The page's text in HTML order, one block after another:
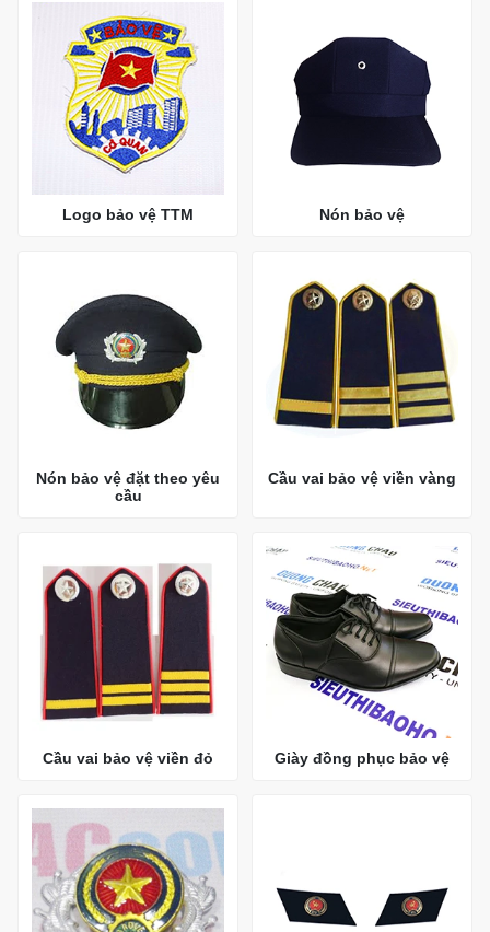
Logo bảo vệ TTM Nón bảo vệ
Nón bảo vệ đặt theo yêu
cầu
Cầu vai bảo vệ viền vàng
Cầu vai bảo vệ viền đỏ Giày đồng phục bảo vệ